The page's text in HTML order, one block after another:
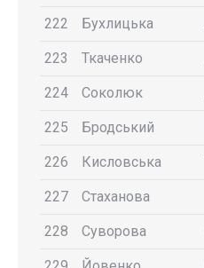
222 Бухлицька
223 Ткаченко
224 Соколюк
225 Бродський
226 Кисловська
227 Стаханова
228 Суворова